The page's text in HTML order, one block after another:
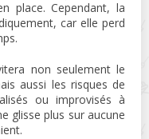
place. Cependant, la
car elle perd
non seulement le
aussi les risques de
ou improvisés à
glisse plus sur aucune